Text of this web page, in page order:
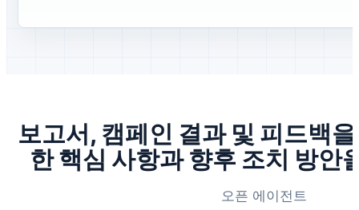
보고서, 캠페인 결과 및 피드백
한 핵심 사항과 향후 조치 방안
오픈 에이전트